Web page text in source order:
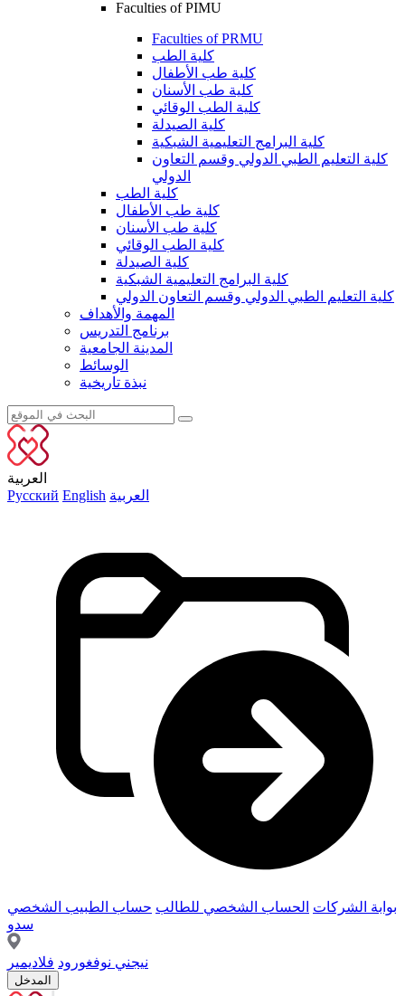
Faculties of PIMU
Faculties of PRMU
كلية الطب
كلية طب الأطفال
كلية طب الأسنان
كلية الطب الوقائي
كلية الصيدلة
كلية البرامج التعليمية الشبكية
كلية التعليم الطبي الدولي وقسم التعاون
الدولي
كلية الطب
كلية طب الأطفال
كلية طب الأسنان
كلية الطب الوقائي
كلية الصيدلة
كلية البرامج التعليمية الشبكية
كلية التعليم الطبي الدولي وقسم التعاون الدولي
المهمة والأهداف
برنامج التدريس
المدينة الجامعية
الوسائط
نبذة تاريخية
العربية
Русский English العربية
بوابة الشركات الحساب الشخصي للطالب حساب الطبيب الشخصي
سدو
نيجني نوفغورود فلاديمير
المدخل